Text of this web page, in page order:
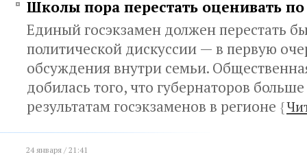
Школы пора перестать оценивать по
Единый госэкзамен должен перестать
политической дискуссии — в первую
обсуждения внутри семьи.
добилась того, что губернаторов
результатам госэкзаменов в регионе {
24 января / 21:41